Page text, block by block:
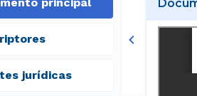
jurídicas